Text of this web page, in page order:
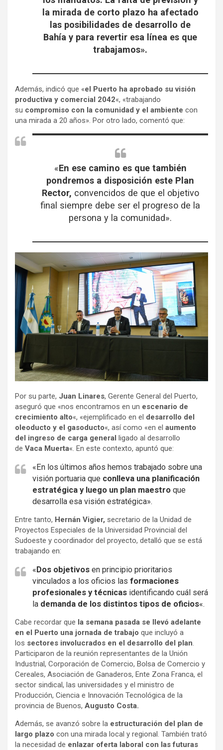
la mirada de corto plazo ha afectado
las posibilidades de desarrollo de
Bahía y para revertir esa línea es que
trabajamos».
Además, indicó que «el Puerto ha aprobado su visión
productiva y comercial 2042«, «trabajando
su compromiso con la comunidad y el ambiente con
una mirada a 20 años». Por otro lado, comentó que:
«En ese camino es que también
pondremos a disposición este Plan
Rector, convencidos de que el objetivo
final siempre debe ser el progreso de la
persona y la comunidad».
Por su parte, Juan Linares, Gerente General del Puerto,
aseguró que «nos encontramos en un escenario de
crecimiento alto«, «ejemplificado en el desarrollo del
oleoducto y el gasoducto«, así como «en el aumento
del ingreso de carga general ligado al desarrollo
de Vaca Muerta«. En este contexto, apuntó que:
«En los últimos años hemos trabajado sobre una
visión portuaria que conlleva una planificación
estratégica y luego un plan maestro que
desarrolla esa visión estratégica».
Entre tanto, Hernán Vigier, secretario de la Unidad de
Proyectos Especiales de la Universidad Provincial del
Sudoeste y coordinador del proyecto, detalló que se está
trabajando en:
«Dos objetivos en principio prioritarios
vinculados a los oficios las formaciones
profesionales y técnicas identificando cuál será
la demanda de los distintos tipos de oficios«.
Cabe recordar que la semana pasada se llevó adelante
en el Puerto una jornada de trabajo que incluyó a
los sectores involucrados en el desarrollo del plan.
Participaron de la reunión representantes de la Unión
Industrial, Corporación de Comercio, Bolsa de Comercio y
Cereales, Asociación de Ganaderos, Ente Zona Franca, el
sector sindical, las universidades y el ministro de
Producción, Ciencia e Innovación Tecnológica de la
provincia de Buenos, Augusto Costa.
Además, se avanzó sobre la estructuración del plan de
largo plazo con una mirada local y regional. También trató
la necesidad de enlazar oferta laboral con las futuras